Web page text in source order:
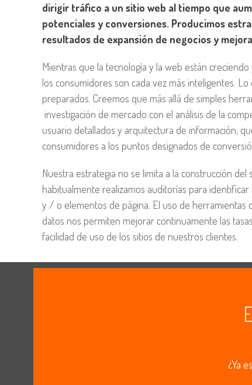
dirigir tráfico a un sitio web al tiempo que
potenciales y conversiones. Producimos
resultados de expansión de negocios y
Mientras que la tecnología y la web están
los consumidores son cada vez más inteligentes.
preparados. Creemos que más allá de simples
investigación de mercado con el análisis de la
usuario detallados y arquitectura de información,
consumidores a los puntos designados de
Nuestra estrategia no se limita a la construcción del
habitualmente realizamos auditorías para
y / o elementos de página. El uso de herramientas
datos nos permiten mejorar continuamente las
facilidad de uso de los sitios de nuestros clientes.
¿Ya